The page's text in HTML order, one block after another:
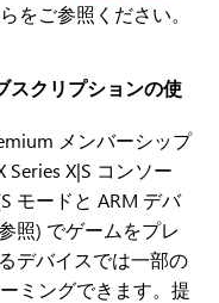
をご参照ください。
クリプションの使
メンバーシップ
Series X|S コンソー
モードと ARM デバ
照) でゲームをプレ
デバイスでは一部の
ミングできます。提